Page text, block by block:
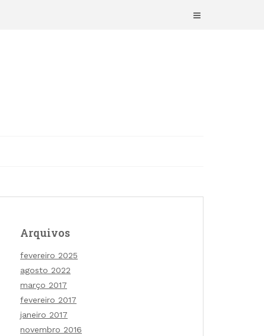
Arquivos
fevereiro 2025
agosto 2022
março 2017
fevereiro 2017
janeiro 2017
novembro 2016